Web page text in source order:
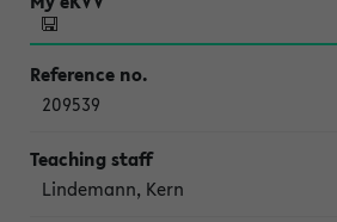
209539
Lindemann, Kern